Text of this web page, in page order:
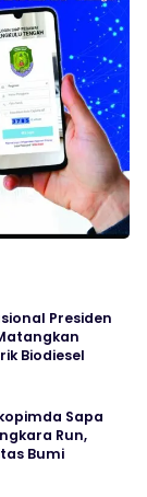
Presiden
Biodiesel
Sapa
Run,
Bumi